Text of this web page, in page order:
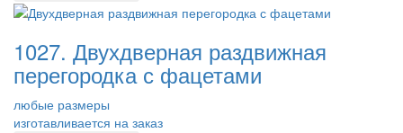
1027. Двухдверная раздвижная
перегородка с фацетами
любые размеры
изготавливается на заказ